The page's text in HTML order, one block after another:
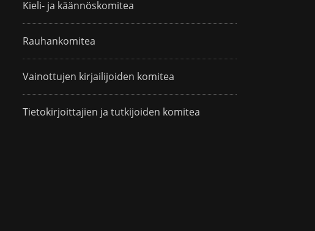
Kieli- ja käännöskomitea
Rauhankomitea
Vainottujen kirjailijoiden komitea
Tietokirjoittajien ja tutkijoiden komitea